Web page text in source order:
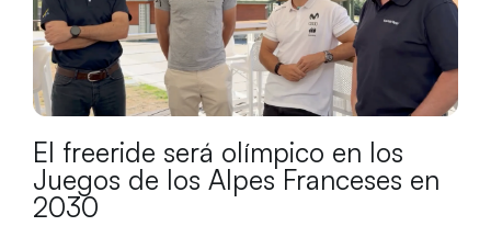
El freeride será olímpico en los
Juegos de los Alpes Franceses en
2030